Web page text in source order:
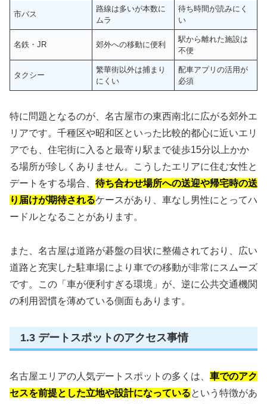
市バス
路線は多いが本数に
ムラ
待ち時間が読みにく
い
名鉄・JR 郊外への移動に便利
駅から離れた施設は
不便
タクシー
繁華街以外は捕まり
にくい
配車アプリの活用が
必須
特に問題となるのが、名古屋市の東西南北に広がる郊外エ
リアです。千種区や昭和区といった比較的都心に近いエリ
アでも、住宅街に入ると最寄り駅まで徒歩15分以上かか
る場所が珍しくありません。こうしたエリアに住む女性と
デートをする場合、 待ち合わせ場所への送迎や帰宅時の送
り届けが期待されるケースがあり、車なし男性にとってハ
ードルとなることがあります。
また、名古屋は道路が碁盤の目状に整備されており、広い
道路と充実した駐車場により車での移動が非常にスムーズ
です。この「車が便利すぎる環境」が、逆に公共交通機関
の利用習慣を薄めている側面もあります。
1.3 デートスポットのアクセス事情
名古屋エリアの人気デートスポットの多くは、 車でのアク
セスを前提とした立地や設計になっているという特徴があ